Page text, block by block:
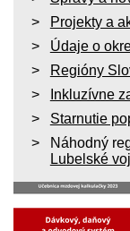
Projekty a
Údaje o
Regióny
Inkluzívne
Starnutie
Náhodný
Lubelské